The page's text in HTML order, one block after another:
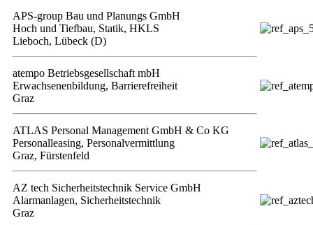
APS-group Bau und Planungs GmbH
Hoch und Tiefbau, Statik, HKLS
Lieboch, Lübeck (D)
atempo Betriebsgesellschaft mbH
Erwachsenenbildung, Barrierefreiheit
Graz
ATLAS Personal Management GmbH & Co KG
Personalleasing, Personalvermittlung
Graz, Fürstenfeld
AZ tech Sicherheitstechnik Service GmbH
Alarmanlagen, Sicherheitstechnik
Graz